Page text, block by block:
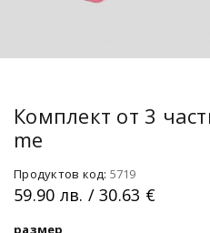
Комплект от 3
me
Продуктов код: 5719
59.90 лв. / 30.63 €
размер